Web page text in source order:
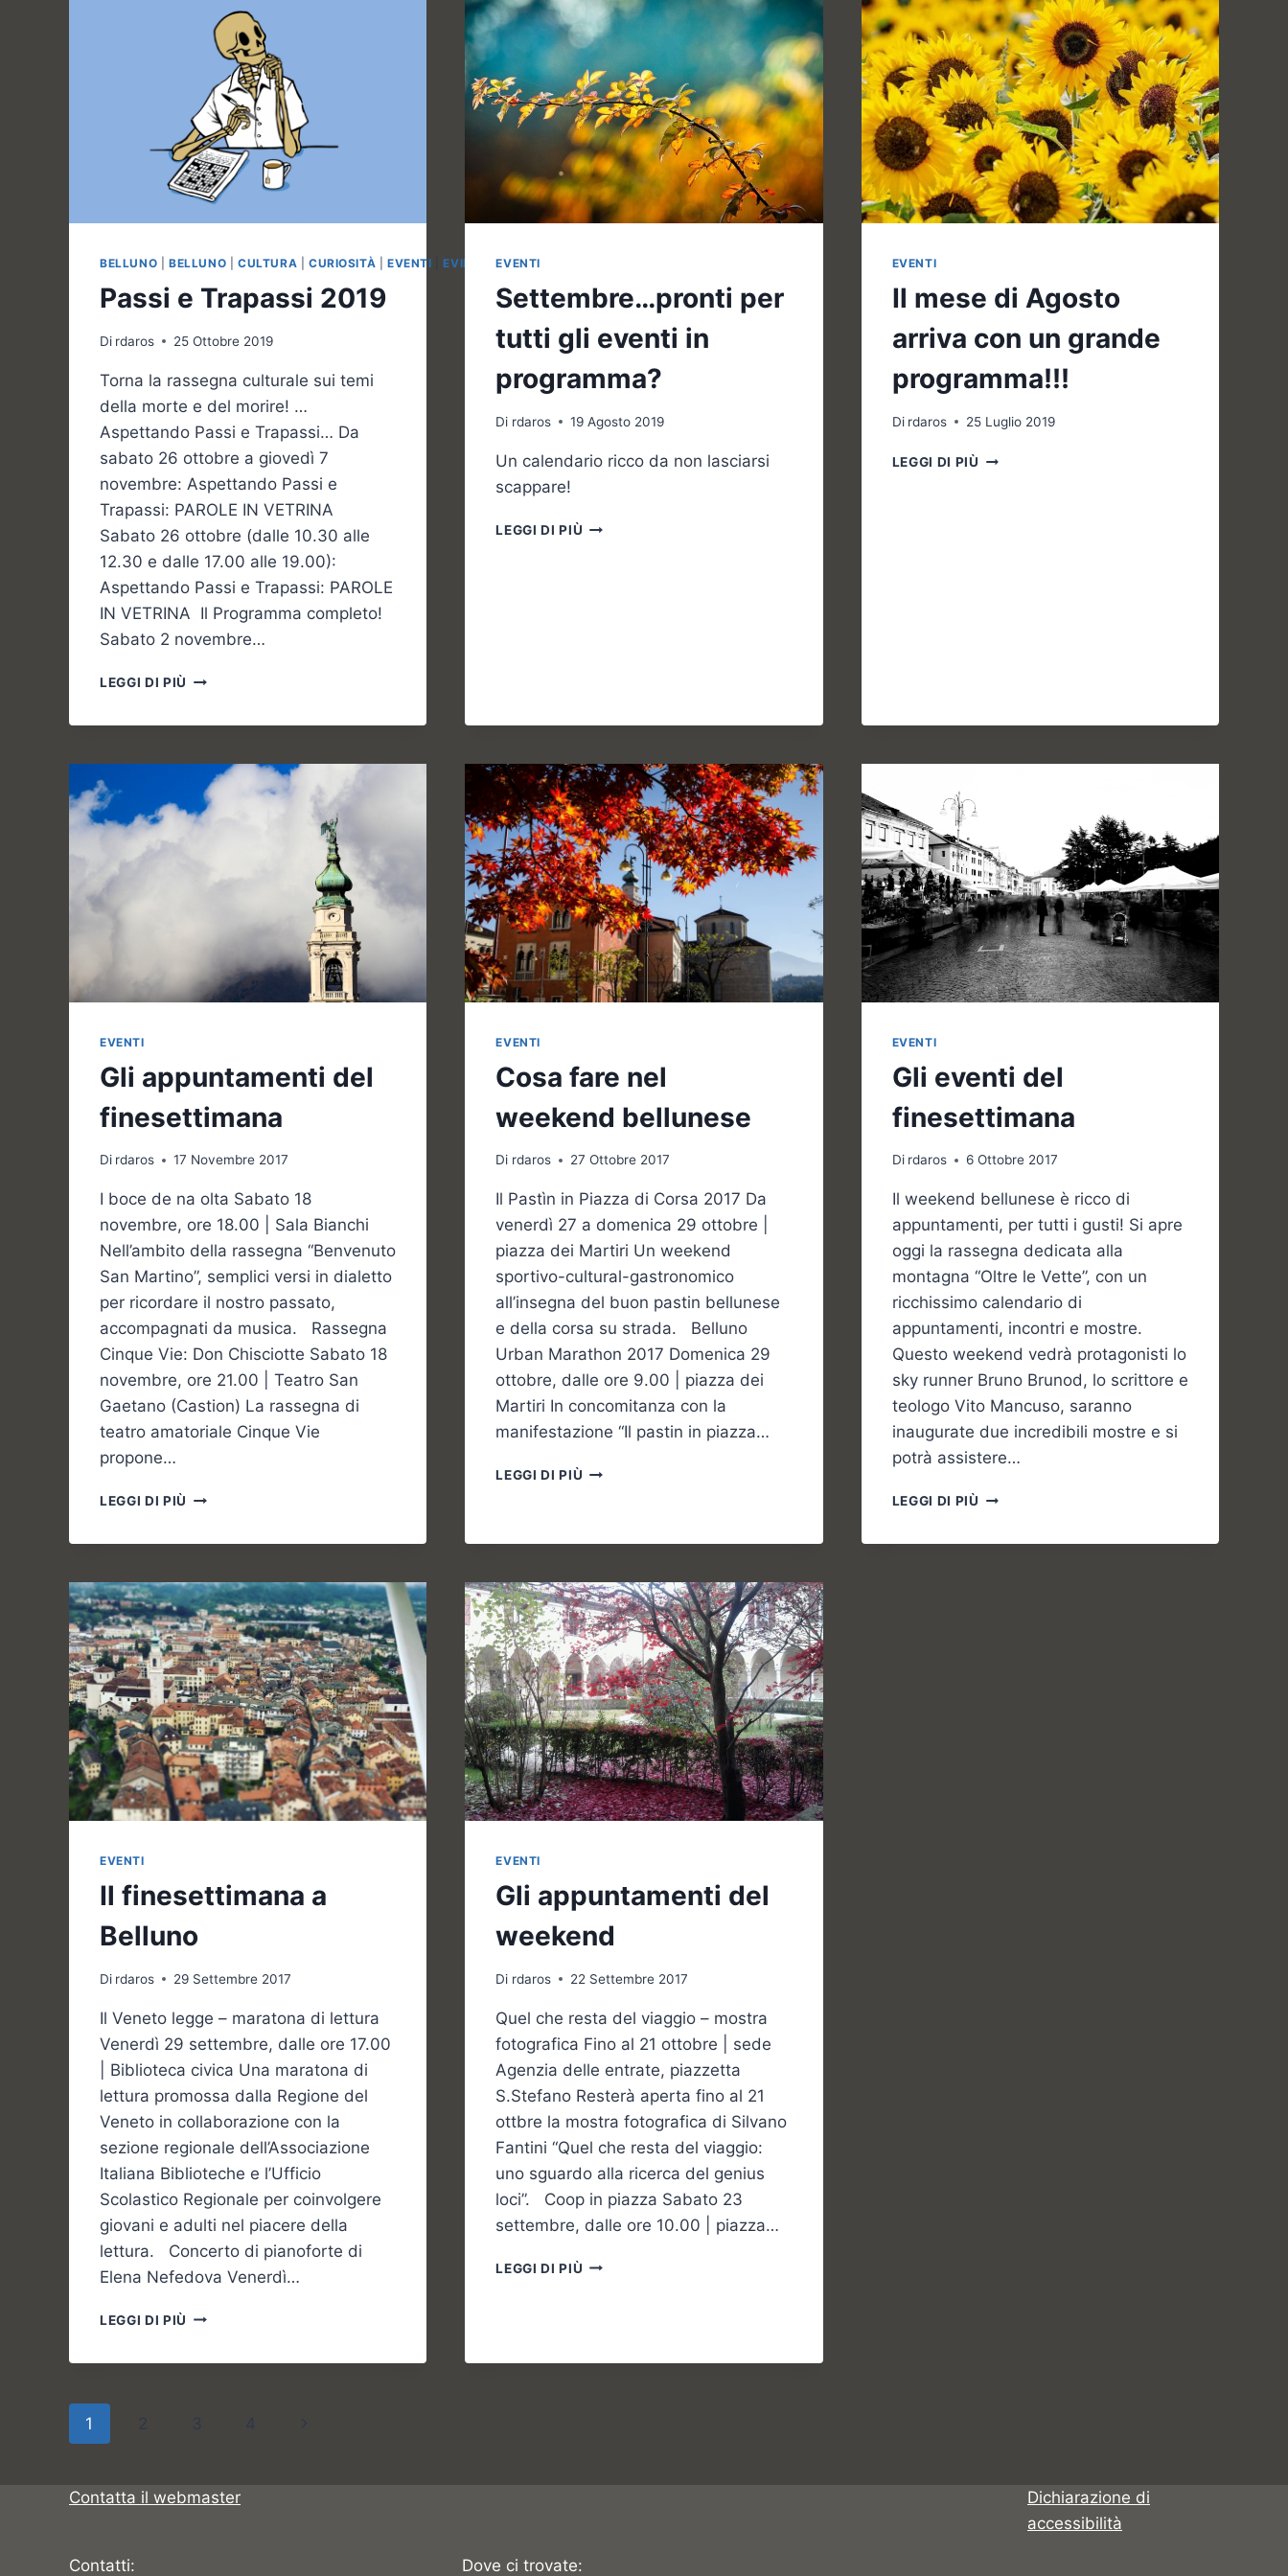
BELLUNO BELLUNO CULTURA CURIOSITÀ |EVENTI |EVIDENZA|RASSEGNA
Passi e Trapassi 2019
Di rdaros 25 Ottobre 2019
Torna la rassegna culturale sui temi
della morte e del morire! …
Aspettando Passi e Trapassi… Da
sabato 26 ottobre a giovedì 7
novembre: Aspettando Passi e
Trapassi: PAROLE IN VETRINA
Sabato 26 ottobre (dalle 10.30 alle
12.30 e dalle 17.00 alle 19.00):
Aspettando Passi e Trapassi: PAROLE
IN VETRINA Il Programma completo!
Sabato 2 novembre…
LEGGI DI PIÙ PASSI
EVENTI
Settembre…pronti per
tutti gli eventi in
programma?
Di rdaros 19 Agosto 2019
Un calendario ricco da non lasciarsi
scappare!
LEGGI DI PIÙ SETTEMBRE…
EVENTI
Il mese di Agosto
arriva con un grande
programma!!!
Di rdaros 25 Luglio 2019
LEGGI DI PIÙ
EVENTI
Gli appuntamenti del
finesettimana
Di rdaros 17 Novembre 2017
I boce de na olta Sabato 18
novembre, ore 18.00 | Sala Bianchi
Nell’ambito della rassegna “Benvenuto
San Martino”, semplici versi in dialetto
per ricordare il nostro passato,
accompagnati da musica. Rassegna
Cinque Vie: Don Chisciotte Sabato 18
novembre, ore 21.00 | Teatro San
Gaetano (Castion) La rassegna di
teatro amatoriale Cinque Vie
propone…
LEGGI DI PIÙ GLI
EVENTI
Cosa fare nel
weekend bellunese
Di rdaros 27 Ottobre 2017
Il Pastìn in Piazza di Corsa 2017 Da
venerdì 27 a domenica 29 ottobre |
piazza dei Martiri Un weekend
sportivo-cultural-gastronomico
all’insegna del buon pastin bellunese
e della corsa su strada. Belluno
Urban Marathon 2017 Domenica 29
ottobre, dalle ore 9.00 | piazza dei
Martiri In concomitanza con la
manifestazione “Il pastin in piazza…
LEGGI DI PIÙ COSA
EVENTI
Gli eventi del
finesettimana
Di rdaros 6 Ottobre 2017
Il weekend bellunese è ricco di
appuntamenti, per tutti i gusti! Si apre
oggi la rassegna dedicata alla
montagna “Oltre le Vette”, con un
ricchissimo calendario di
appuntamenti, incontri e mostre.
Questo weekend vedrà protagonisti lo
sky runner Bruno Brunod, lo scrittore e
teologo Vito Mancuso, saranno
inaugurate due incredibili mostre e si
potrà assistere…
LEGGI DI PIÙ GLI
EVENTI
Il finesettimana a
Belluno
Di rdaros 29 Settembre 2017
Il Veneto legge – maratona di lettura
Venerdì 29 settembre, dalle ore 17.00
| Biblioteca civica Una maratona di
lettura promossa dalla Regione del
Veneto in collaborazione con la
sezione regionale dell’Associazione
Italiana Biblioteche e l’Ufficio
Scolastico Regionale per coinvolgere
giovani e adulti nel piacere della
lettura. Concerto di pianoforte di
Elena Nefedova Venerdì…
LEGGI DI PIÙ IL
EVENTI
Gli appuntamenti del
weekend
Di rdaros 22 Settembre 2017
Quel che resta del viaggio – mostra
fotografica Fino al 21 ottobre | sede
Agenzia delle entrate, piazzetta
S.Stefano Resterà aperta fino al 21
ottbre la mostra fotografica di Silvano
Fantini “Quel che resta del viaggio:
uno sguardo alla ricerca del genius
loci”. Coop in piazza Sabato 23
settembre, dalle ore 10.00 | piazza…
LEGGI DI PIÙ GLI
Navigazione
1 2 3 4
Contatta il webmaster
Dichiarazione di
accessibilità
Contatti: Dove ci trovate: